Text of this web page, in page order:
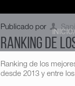
Publicado por
Ranking de
Ranking de los
desde 2013 y entre